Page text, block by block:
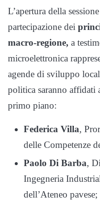
L’apertura della
partecipazione dei
macro-regione, a
microelettronica
agende di sviluppo
politica saranno affidati
primo piano:
Federica Villa,
delle Competenze
Paolo Di Barba,
Ingegneria
dell’Ateneo pavese;